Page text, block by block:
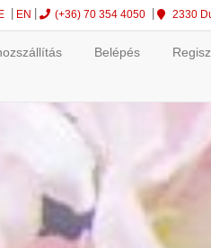
EN (+36) 70 354 4050 2330
Belépés